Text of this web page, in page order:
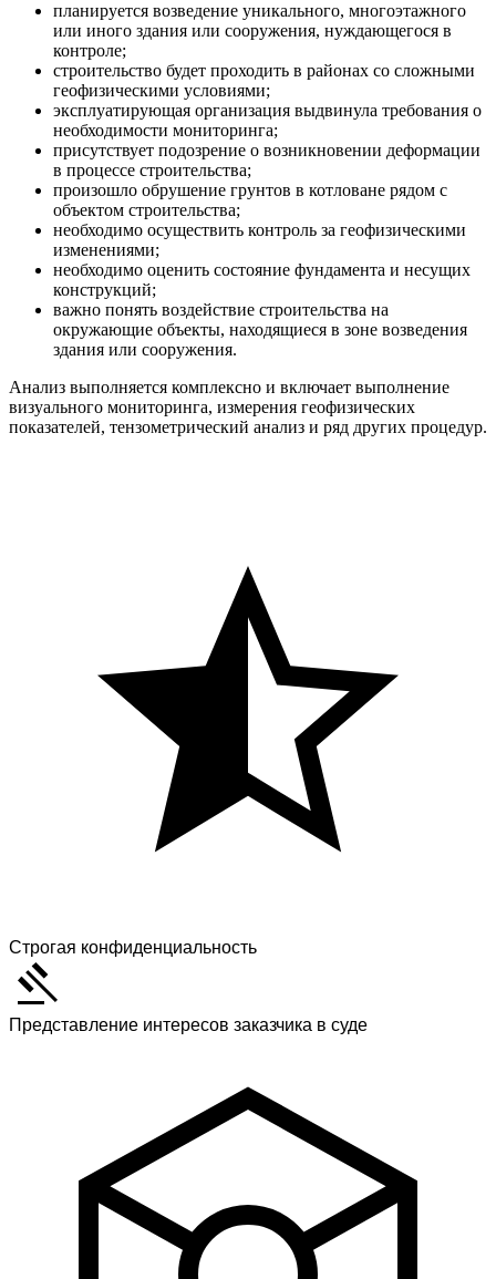
планируется возведение уникального, многоэтажного
или иного здания или сооружения, нуждающегося в
контроле;
строительство будет проходить в районах со сложными
геофизическими условиями;
эксплуатирующая организация выдвинула требования о
необходимости мониторинга;
присутствует подозрение о возникновении деформации
в процессе строительства;
произошло обрушение грунтов в котловане рядом с
объектом строительства;
необходимо осуществить контроль за геофизическими
изменениями;
необходимо оценить состояние фундамента и несущих
конструкций;
важно понять воздействие строительства на
окружающие объекты, находящиеся в зоне возведения
здания или сооружения.
Анализ выполняется комплексно и включает выполнение
визуального мониторинга, измерения геофизических
показателей, тензометрический анализ и ряд других процедур.
Строгая конфиденциальность
Представление интересов заказчика в суде